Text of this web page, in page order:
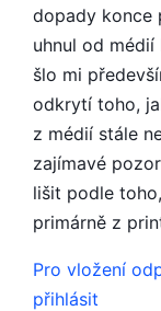
dopady konce
uhnul od
šlo mi
odkrytí toho,
z médií stále
zajímavé
lišit podle
primárně z
Pro vložení
přihlásit